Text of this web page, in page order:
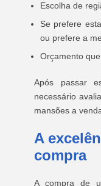
Escolha de
Se prefere
ou prefere a
Orçamento
Após passar
necessário
mansões a
A
compra
A compra de